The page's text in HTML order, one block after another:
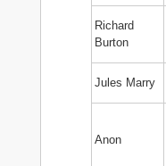
Richard
Burton
Jules Marry
Anon